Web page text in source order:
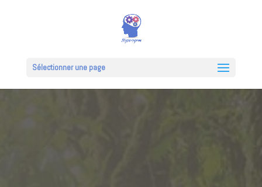
Sélectionner une page